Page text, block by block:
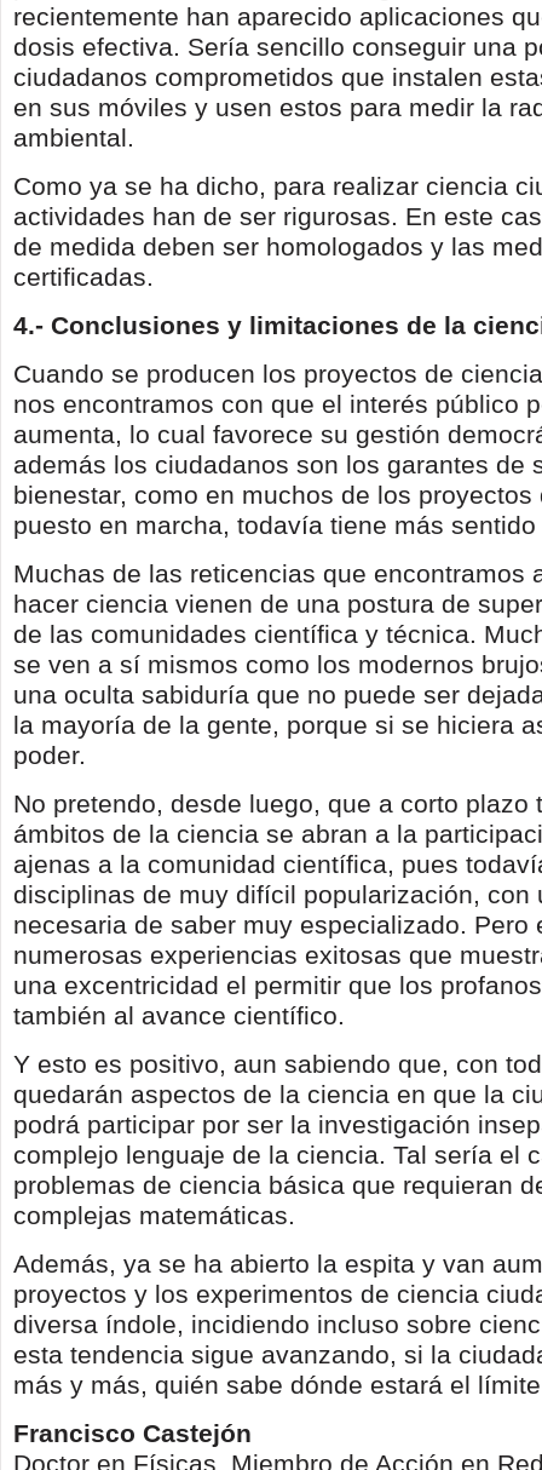
recientemente han aparecido aplicaciones
dosis efectiva. Sería sencillo conseguir una
ciudadanos comprometidos que instalen
en sus móviles y usen estos para medir la
ambiental.
Como ya se ha dicho, para realizar ciencia
actividades han de ser rigurosas. En este
de medida deben ser homologados y las
certificadas.
4.- Conclusiones y limitaciones de la
Cuando se producen los proyectos de
nos encontramos con que el interés público
aumenta, lo cual favorece su gestión
además los ciudadanos son los garantes de
bienestar, como en muchos de los proyectos
puesto en marcha, todavía tiene más
Muchas de las reticencias que encontramos
hacer ciencia vienen de una postura de
de las comunidades científica y técnica.
se ven a sí mismos como los modernos
una oculta sabiduría que no puede ser
la mayoría de la gente, porque si se hiciera
poder.
No pretendo, desde luego, que a corto plazo
ámbitos de la ciencia se abran a la
ajenas a la comunidad científica, pues
disciplinas de muy difícil popularización, con
necesaria de saber muy especializado. Pero
numerosas experiencias exitosas que
una excentricidad el permitir que los
también al avance científico.
Y esto es positivo, aun sabiendo que, con
quedarán aspectos de la ciencia en que la
podrá participar por ser la investigación
complejo lenguaje de la ciencia. Tal sería el
problemas de ciencia básica que requieran
complejas matemáticas.
Además, ya se ha abierto la espita y van
proyectos y los experimentos de ciencia
diversa índole, incidiendo incluso sobre
esta tendencia sigue avanzando, si la
más y más, quién sabe dónde estará el
Francisco Castejón
Doctor en Físicas. Miembro de Acción en